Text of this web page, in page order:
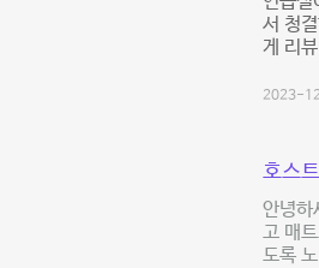
서 청
게 리
2023-
호스
안녕하
고 매
도록